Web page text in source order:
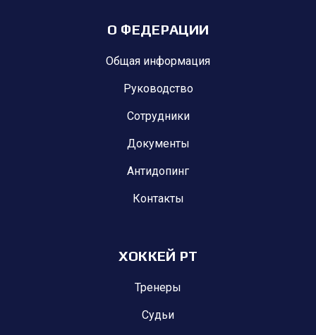
О ФЕДЕРАЦИИ
Общая информация
Руководство
Сотрудники
Документы
Антидопинг
Контакты
ХОККЕЙ РТ
Тренеры
Судьи